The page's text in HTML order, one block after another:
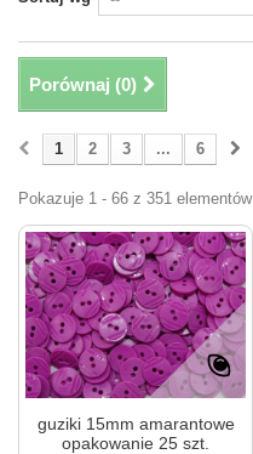
Porównaj (0)
1 2 3 ... 6
Pokazuje 1 - 66 z 351 elementów
guziki 15mm amarantowe
opakowanie 25 szt.